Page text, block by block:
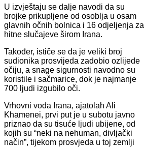
U izvještaju se dalje navodi da su
brojke prikupljene od osoblja u osam
glavnih očnih bolnica i 16 odjeljenja za
hitne slučajeve širom Irana.
Također, ističe se da je veliki broj
sudionika prosvijeda zadobio ozlijede
očiju, a snage sigurnosti navodno su
koristile i sačmarice, dok je najmanje
700 ljudi izgubilo oči.
Vrhovni vođa Irana, ajatolah Ali
Khamenei, prvi put je u subotu javno
priznao da su tisuće ljudi ubijene, od
kojih su “neki na nehuman, divljački
način”, tijekom prosvjeda u toj zemlji